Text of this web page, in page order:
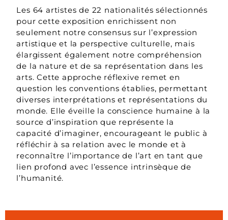
Les 64 artistes de 22 nationalités sélectionnés
pour cette exposition enrichissent non
seulement notre consensus sur l’expression
artistique et la perspective culturelle, mais
élargissent également notre compréhension
de la nature et de sa représentation dans les
arts. Cette approche réflexive remet en
question les conventions établies, permettant
diverses interprétations et représentations du
monde. Elle éveille la conscience humaine à la
source d’inspiration que représente la
capacité d’imaginer, encourageant le public à
réfléchir à sa relation avec le monde et à
reconnaître l’importance de l’art en tant que
lien profond avec l’essence intrinsèque de
l’humanité.